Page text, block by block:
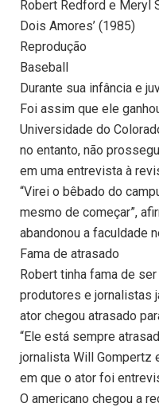
Robert Redford e Meryl
Dois Amores’ (1985)
Reprodução
Baseball
Durante sua infância e
Foi assim que ele
Universidade do
no entanto, não
em uma entrevista à
“Virei o bêbado do
mesmo de começar”,
abandonou a faculdade
Fama de atrasado
Robert tinha fama de
produtores e jornalistas
ator chegou atrasado
“Ele está sempre
jornalista Will Gompertz
em que o ator foi
O americano chegou a